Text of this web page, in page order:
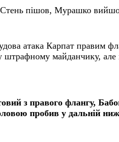
Стень пішов, Мурашко
атака Карпат правим
штрафному майданчику, але
з правого флангу,
пробив у дальній